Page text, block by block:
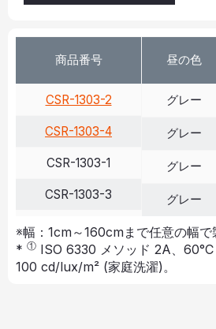
商品番号
CSR-1303-2
CSR-1303-4
CSR-1303-1
CSR-1303-3
昼の色
グレー
グレー
グレー
グレー
※幅：1cm～160cmまで任意の幅で
* ① ISO 6330 メソッド 2A、
100 cd/lux/m² (家庭洗濯)。